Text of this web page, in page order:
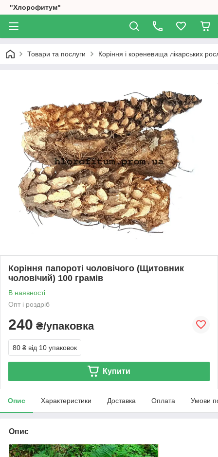
"Хлорофитум"
Товари та послуги Коріння і кореневища лікарських
Коріння папороті чоловічого (Щитовник
чоловічий) 100 грамів
В наявності
Опт і роздріб
240 ₴/упаковка
80 ₴ від 10 упаковок
Купити
Опис Характеристики Доставка Оплата Умови
Опис